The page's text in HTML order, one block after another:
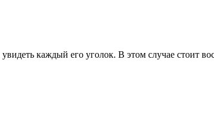
каждый его уголок. В этом случае стоит